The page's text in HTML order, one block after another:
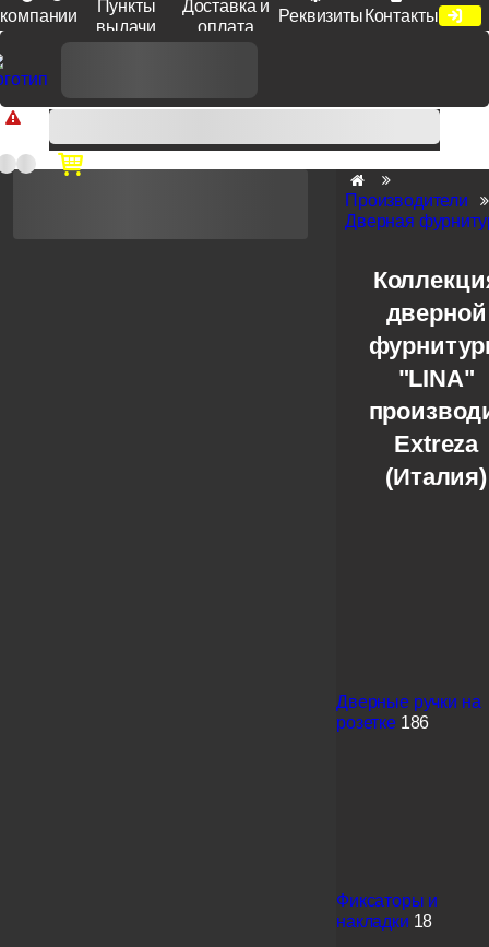
компании
Пункты
выдачи
Доставка и
оплата
Реквизиты Контакты
Доп. скидка от цен на сайте 7% при заказе от 50 тыс. руб
продукции Venezia, Fratelli, Tupai, Extreza, Melodia, Forme при
оплате по счету.
Производители
Дверная
дверной
"LINA"
Extreza
(Италия)
Дверные ручки на
розетке 186
Фиксаторы и
накладки 18